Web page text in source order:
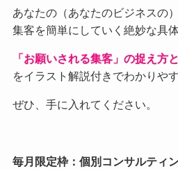
あなたの（あなたのビジネスの
集客を簡単にしていく絶妙な具体
「お願いされる集客」の捉え方
をイラスト解説付きでわかりや
ぜひ、手に入れてください。
毎月限定枠：個別コンサルティ